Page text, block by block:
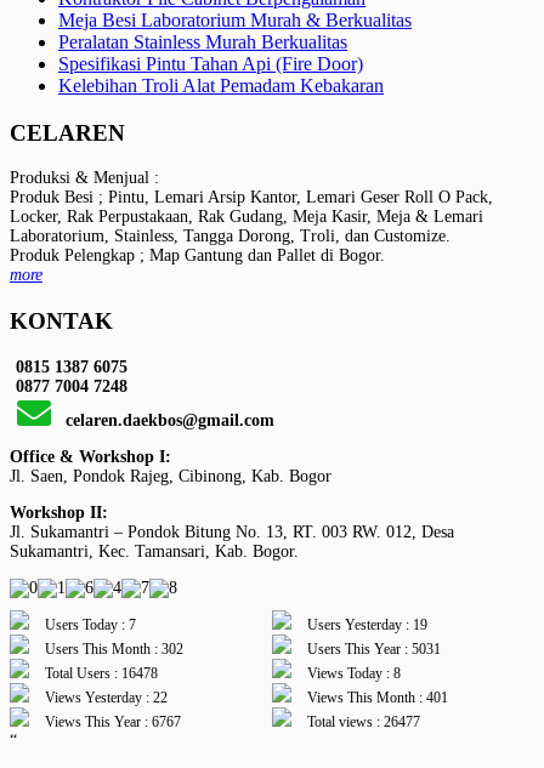
Meja Besi Laboratorium Murah & Berkualitas
Peralatan Stainless Murah Berkualitas
Spesifikasi Pintu Tahan Api (Fire Door)
Kelebihan Troli Alat Pemadam Kebakaran
CELAREN
Produksi & Menjual :
Produk Besi ; Pintu, Lemari Arsip Kantor, Lemari Geser Roll O Pack,
Locker, Rak Perpustakaan, Rak Gudang, Meja Kasir, Meja & Lemari
Laboratorium, Stainless, Tangga Dorong, Troli, dan Customize.
Produk Pelengkap ; Map Gantung dan Pallet di Bogor.
more
KONTAK
0815 1387 6075
0877 7004 7248
celaren.daekbos@gmail.com
Office & Workshop I:
Jl. Saen, Pondok Rajeg, Cibinong, Kab. Bogor
Workshop II:
Jl. Sukamantri – Pondok Bitung No. 13, RT. 003 RW. 012, Desa
Sukamantri, Kec. Tamansari, Kab. Bogor.
Users Today : 7
Users Yesterday : 19
Users This Month : 302
Users This Year : 5031
Total Users : 16478
Views Today : 8
Views Yesterday : 22
Views This Month : 401
Views This Year : 6767
Total views : 26477
“